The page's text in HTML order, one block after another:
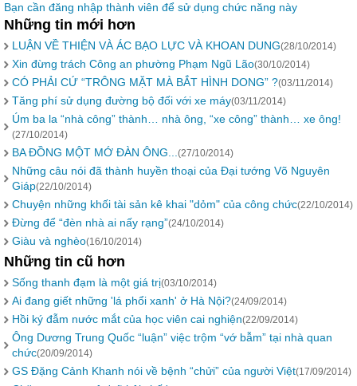
Bạn cần đăng nhập thành viên để sử dụng chức năng này
Những tin mới hơn
LUẬN VỀ THIỆN VÀ ÁC BẠO LỰC VÀ KHOAN DUNG(28/10/2014)
Xin đừng trách Công an phường Phạm Ngũ Lão(30/10/2014)
CÓ PHẢI CỨ “TRÔNG MẶT MÀ BẮT HÌNH DONG” ?(03/11/2014)
Tăng phí sử dụng đường bộ đối với xe máy(03/11/2014)
Úm ba la “nhà công” thành… nhà ông, “xe công” thành… xe ông!
(27/10/2014)
BA ĐỒNG MỘT MỚ ĐÀN ÔNG... (27/10/2014)
Những câu nói đã thành huyền thoại của Đại tướng Võ Nguyên
Giáp(22/10/2014)
Chuyện những khối tài sản kê khai "dỏm" của công chức(22/10/2014)
Đừng để “đèn nhà ai nấy rạng”(24/10/2014)
Giàu và nghèo(16/10/2014)
Những tin cũ hơn
Sống thanh đạm là một giá trị(03/10/2014)
Ai đang giết những 'lá phổi xanh' ở Hà Nội?(24/09/2014)
Hồi ký đẫm nước mắt của học viên cai nghiện(22/09/2014)
Ông Dương Trung Quốc “luận” việc trộm “vớ bẫm” tại nhà quan
chức(20/09/2014)
GS Đặng Cảnh Khanh nói về bệnh “chửi” của người Việt(17/09/2014)